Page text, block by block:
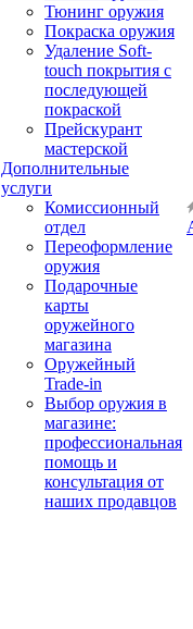
Тюнинг оружия
Покраска оружия
Удаление Soft-
touch покрытия с
последующей
покраской
Прейскурант
мастерской
Дополнительные
услуги
Комиссионный
отдел
Переоформление
оружия
Подарочные
карты
оружейного
магазина
Оружейный
Trade-in
Выбор оружия в
магазине:
профессиональная
помощь и
консультация от
наших продавцов